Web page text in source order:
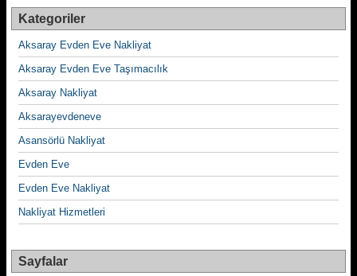
Kategoriler
Aksaray Evden Eve Nakliyat
Aksaray Evden Eve Taşımacılık
Aksaray Nakliyat
Aksarayevdeneve
Asansörlü Nakliyat
Evden Eve
Evden Eve Nakliyat
Nakliyat Hizmetleri
Sayfalar